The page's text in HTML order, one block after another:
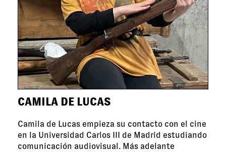
CAMILA DE LUCAS
Camila de Lucas empieza su contacto con el cine
en la Universidad Carlos III de Madrid estudiando
comunicación audiovisual. Más adelante